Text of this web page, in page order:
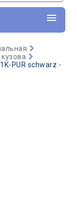
PUR schwarz -